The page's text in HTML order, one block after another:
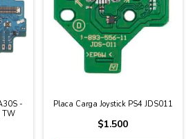
-
TW
Placa Carga Joystick PS4 JDS011
$1.500